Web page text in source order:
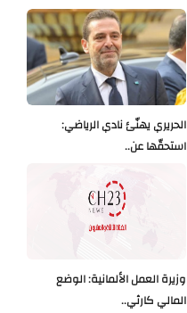
الحريري يهنّئ نادي الرياضي:
استحقّها عن..
وزيرة العمل الألمانية: الوضع
المالي كارثي..